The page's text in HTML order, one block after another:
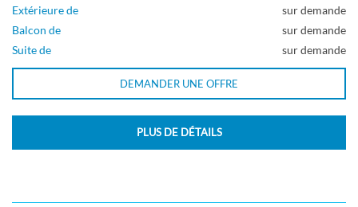
Extérieure de
sur demande
Balcon de
sur demande
Suite de
sur demande
DEMANDER UNE OFFRE
PLUS DE DÉTAILS